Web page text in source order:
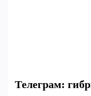
Телеграм: